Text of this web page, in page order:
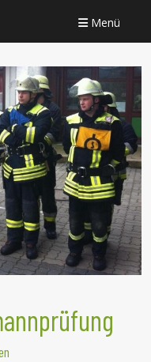
Menü